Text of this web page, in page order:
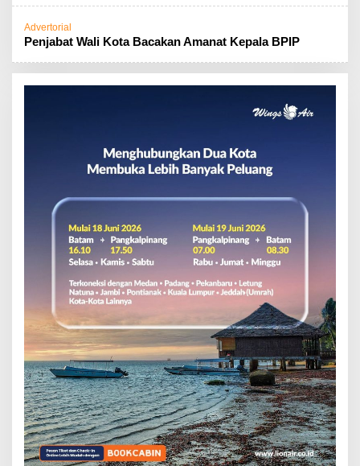
Advertorial
Penjabat Wali Kota Bacakan Amanat Kepala BPIP